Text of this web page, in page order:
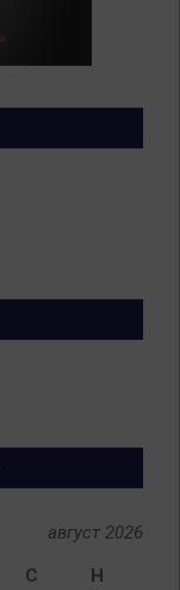
август 2026
С Н